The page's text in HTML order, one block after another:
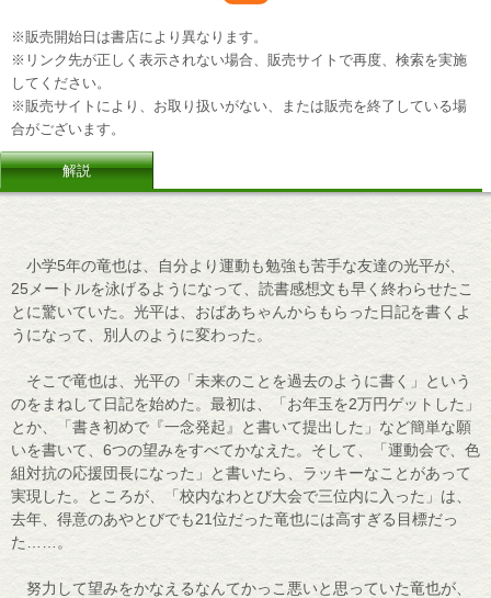
※販売開始日は書店により異なります。
※リンク先が正しく表示されない場合、販売サイトで再度、検索を実施
してください。
※販売サイトにより、お取り扱いがない、または販売を終了している場
合がございます。
解説
小学5年の竜也は、自分より運動も勉強も苦手な友達の光平が、
25メートルを泳げるようになって、読書感想文も早く終わらせたこ
とに驚いていた。光平は、おばあちゃんからもらった日記を書くよ
うになって、別人のように変わった。
そこで竜也は、光平の「未来のことを過去のように書く」という
のをまねして日記を始めた。最初は、「お年玉を2万円ゲットした」
とか、「書き初めで『一念発起』と書いて提出した」など簡単な願
いを書いて、6つの望みをすべてかなえた。そして、「運動会で、色
組対抗の応援団長になった」と書いたら、ラッキーなことがあって
実現した。ところが、「校内なわとび大会で三位内に入った」は、
去年、得意のあやとびでも21位だった竜也には高すぎる目標だっ
た……。
努力して望みをかなえるなんてかっこ悪いと思っていた竜也が、